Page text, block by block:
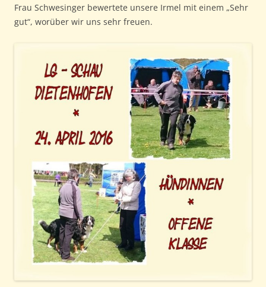
Frau Schwesinger bewertete unsere Irmel mit einem „Sehr
gut“, worüber wir uns sehr freuen.